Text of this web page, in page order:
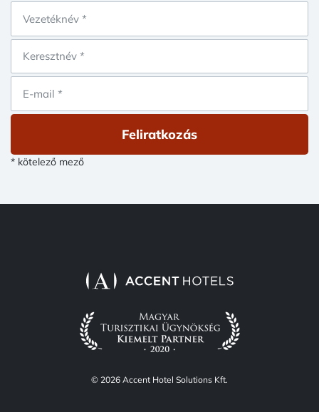
Feliratkozás
* kötelező mező
© 2026 Accent Hotel Solutions Kft.